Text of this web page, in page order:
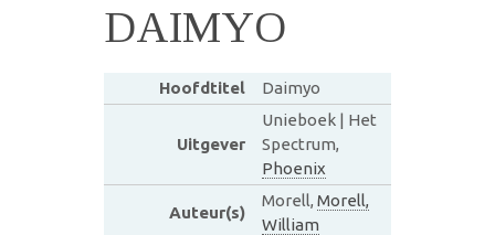
DAIMYO
Hoofdtitel Daimyo
Uitgever
Unieboek | Het
Spectrum,
Phoenix
Auteur(s)
Morell, Morell,
William